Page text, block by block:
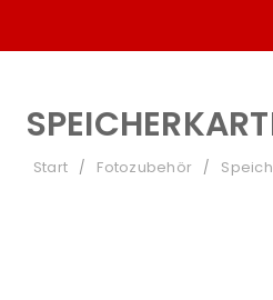
Start / Fotozubehör /